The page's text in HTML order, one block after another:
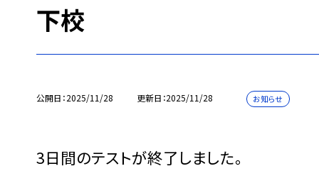
下校
公開日 2025/11/28 更新日 2025/11/28 お知らせ
3日間のテストが終了しました。